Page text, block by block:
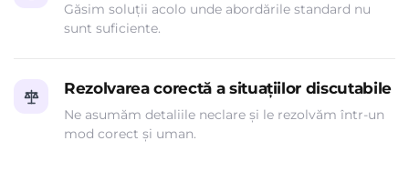
Găsim soluții acolo unde abordările standard nu
sunt suficiente.
Rezolvarea corectă a situațiilor discutabile
Ne asumăm detaliile neclare și le rezolvăm într-un
mod corect și uman.